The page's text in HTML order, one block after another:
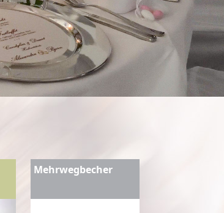
Mehrwegbecher